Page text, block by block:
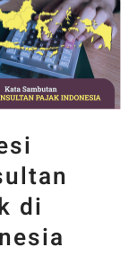
di